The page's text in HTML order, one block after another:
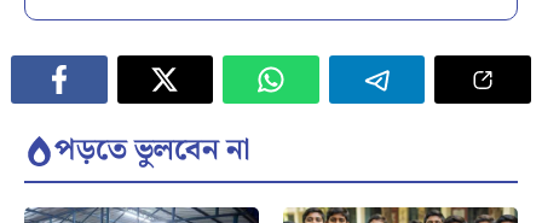
পড়তে ভুলবেন না